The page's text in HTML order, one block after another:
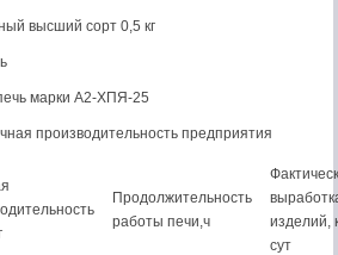
высший сорт 0,5 кг
марки А2-ХПЯ-25
производительность предприятия
Продолжительность
работы печи,ч
изделий,
сут